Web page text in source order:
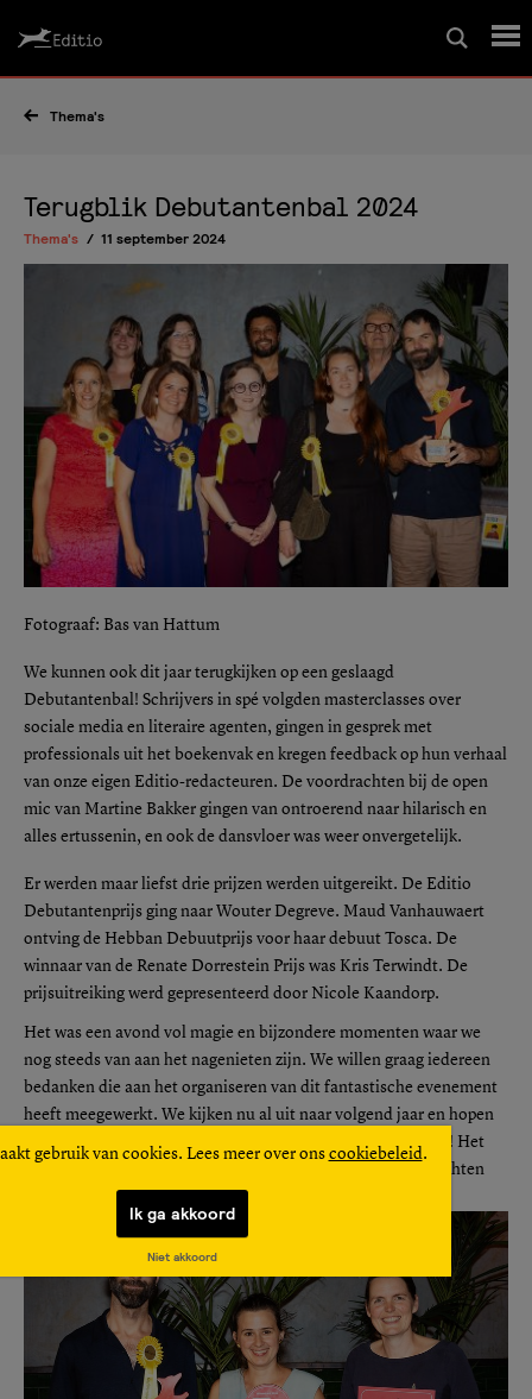
Wedstrijd
Magazine
Editio Producties
gebruik van cookies. Lees meer over ons cookiebeleid.
Ik ga akkoord
Niet akkoord
Thema's
Terugblik Debutantenbal 2024
Thema's 11 september 2024
Fotograaf: Bas van Hattum
We kunnen ook dit jaar terugkijken op een geslaagd
Debutantenbal! Schrijvers in spé volgden masterclasses over
sociale media en literaire agenten, gingen in gesprek met
professionals uit het boekenvak en kregen feedback op hun verhaal
van onze eigen Editio-redacteuren. De voordrachten bij de open
mic van Martine Bakker gingen van ontroerend naar hilarisch en
alles ertussenin, en ook de dansvloer was weer onvergetelijk.
Er werden maar liefst drie prijzen werden uitgereikt. De Editio
Debutantenprijs ging naar Wouter Degreve. Maud Vanhauwaert
ontving de Hebban Debuutprijs voor haar debuut Tosca. De
winnaar van de Renate Dorrestein Prijs was Kris Terwindt. De
prijsuitreiking werd gepresenteerd door Nicole Kaandorp.
Het was een avond vol magie en bijzondere momenten waar we
nog steeds van aan het nagenieten zijn. We willen graag iedereen
bedanken die aan het organiseren van dit fantastische evenement
heeft meegewerkt. We kijken nu al uit naar volgend jaar en hopen
jullie allemaal weer te zien bij het volgende Debutantenbal! Het
was een avond om nooit te vergeten en we kunnen niet wachten
om met jullie het volgende hoofdstuk te schrijven.